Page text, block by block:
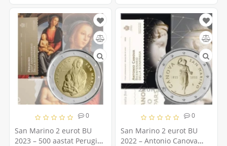
0
San Marino 2 eurot BU
2023 – 500 aastat Perugino
0
San Marino 2 eurot BU
2022 – Antonio Canova